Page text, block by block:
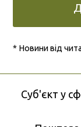
* Новини від
Cуб'єкт у